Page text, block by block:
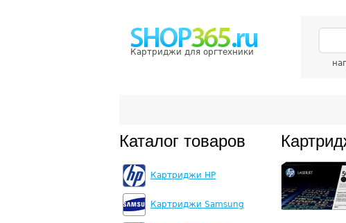
Картриджи для оргтехники
Каталог товаров
Картриджи HP
Картриджи Samsung